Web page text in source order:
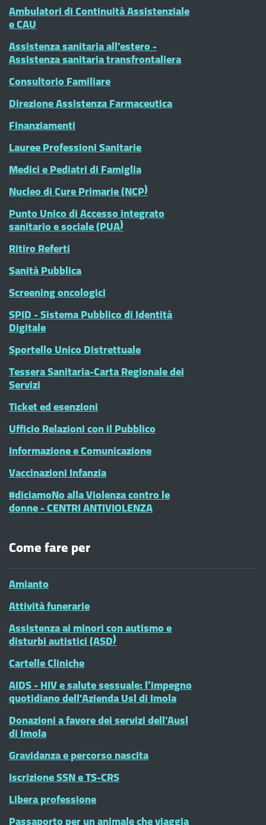
Ambulatori di Continuità Assistenziale
e CAU
Assistenza sanitaria all'estero -
Assistenza sanitaria transfrontaliera
Consultorio Familiare
Direzione Assistenza Farmaceutica
Finanziamenti
Lauree Professioni Sanitarie
Medici e Pediatri di Famiglia
Nucleo di Cure Primarie (NCP)
Punto Unico di Accesso integrato
sanitario e sociale (PUA)
Ritiro Referti
Sanità Pubblica
Screening oncologici
SPID - Sistema Pubblico di Identità
Digitale
Sportello Unico Distrettuale
Tessera Sanitaria-Carta Regionale dei
Servizi
Ticket ed esenzioni
Ufficio Relazioni con il Pubblico
Informazione e Comunicazione
Vaccinazioni Infanzia
#diciamoNo alla Violenza contro le
donne - CENTRI ANTIVIOLENZA
Come fare per
Amianto
Attività funerarie
Assistenza ai minori con autismo e
disturbi autistici (ASD)
Cartelle Cliniche
AIDS - HIV e salute sessuale: l’impegno
quotidiano dell'Azienda Usl di Imola
Donazioni a favore dei servizi dell'Ausl
di Imola
Gravidanza e percorso nascita
Iscrizione SSN e TS-CRS
Libera professione